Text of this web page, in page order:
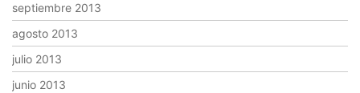
septiembre 2013
agosto 2013
julio 2013
junio 2013